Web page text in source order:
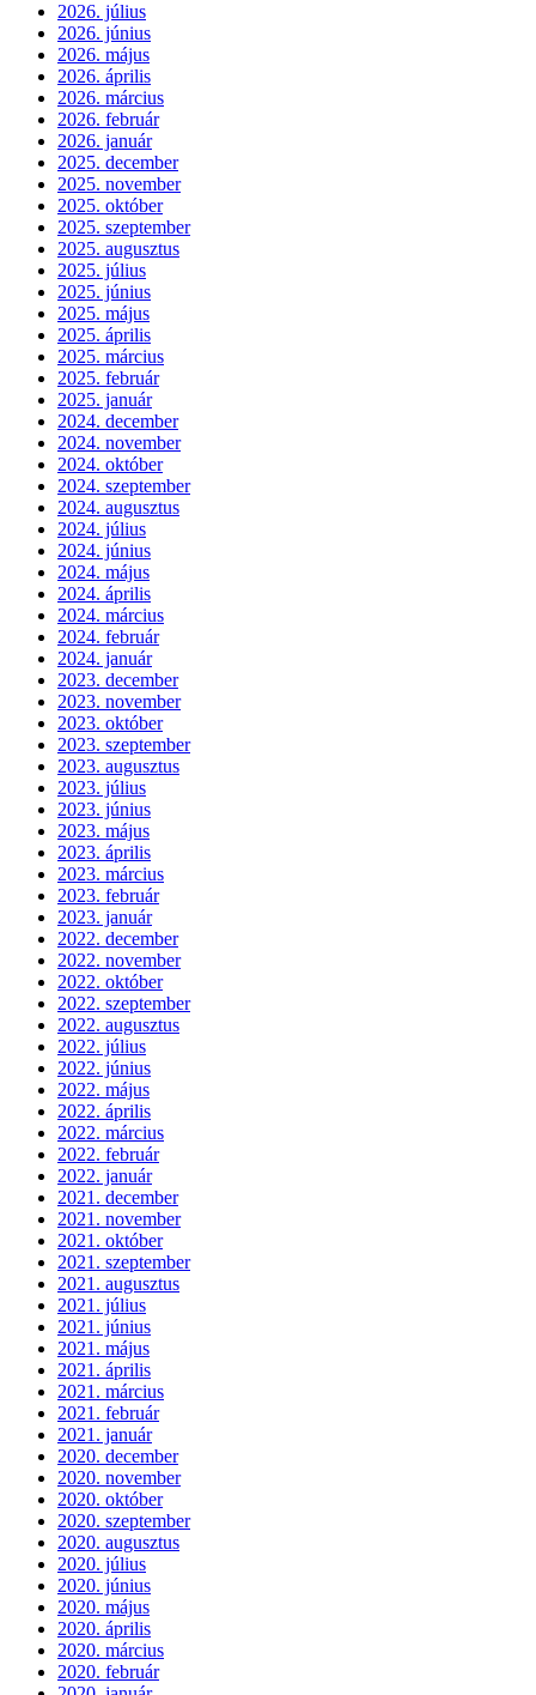
2026. július
2026. június
2026. május
2026. április
2026. március
2026. február
2026. január
2025. december
2025. november
2025. október
2025. szeptember
2025. augusztus
2025. július
2025. június
2025. május
2025. április
2025. március
2025. február
2025. január
2024. december
2024. november
2024. október
2024. szeptember
2024. augusztus
2024. július
2024. június
2024. május
2024. április
2024. március
2024. február
2024. január
2023. december
2023. november
2023. október
2023. szeptember
2023. augusztus
2023. július
2023. június
2023. május
2023. április
2023. március
2023. február
2023. január
2022. december
2022. november
2022. október
2022. szeptember
2022. augusztus
2022. július
2022. június
2022. május
2022. április
2022. március
2022. február
2022. január
2021. december
2021. november
2021. október
2021. szeptember
2021. augusztus
2021. július
2021. június
2021. május
2021. április
2021. március
2021. február
2021. január
2020. december
2020. november
2020. október
2020. szeptember
2020. augusztus
2020. július
2020. június
2020. május
2020. április
2020. március
2020. február